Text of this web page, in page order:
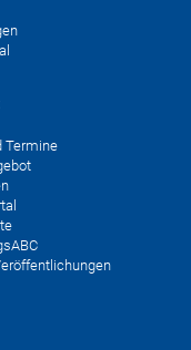
Termine